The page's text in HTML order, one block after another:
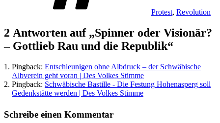
Protest, Revolution
2 Antworten auf „Spinner oder Visionär?
– Gottlieb Rau und die Republik“
Pingback: Entschleunigen ohne Albdruck – der Schwäbische
Albverein geht voran | Des Volkes Stimme
Pingback: Schwäbische Bastille - Die Festung Hohenasperg soll
Gedenkstätte werden | Des Volkes Stimme
Schreibe einen Kommentar